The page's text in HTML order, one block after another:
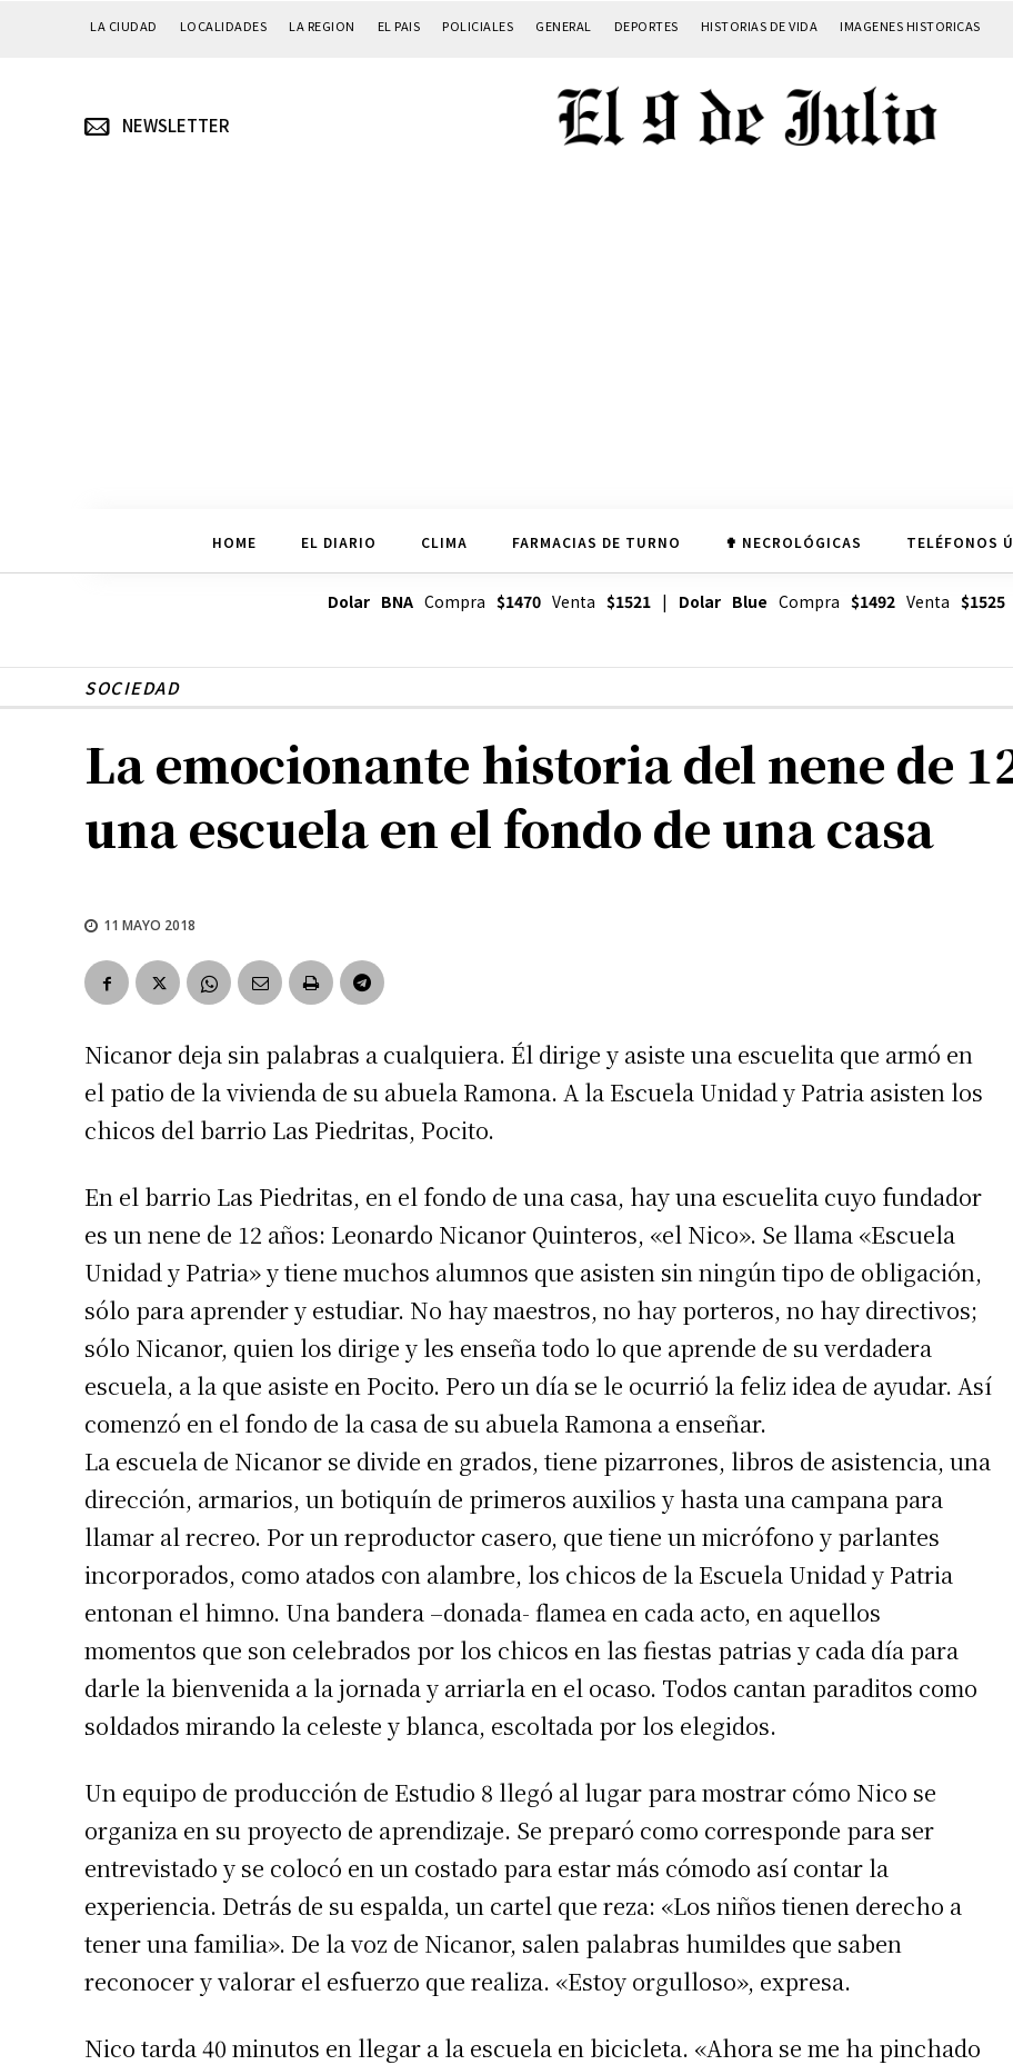
LA CIUDAD LOCALIDADES LA REGION EL PAIS POLICIALES GENERAL DEPORTES HISTORIAS DE VIDA IMAGENES HISTORICAS
NEWSLETTER
HOME EL DIARIO CLIMA FARMACIAS DE TURNO ✟ NECROLÓGICAS TELÉFONOS
Dolar BNACompra $1470Venta $1521| Dolar Blue Compra $1492Venta $1525
SOCIEDAD
La emocionante historia del nene de
una escuela en el fondo de una casa
11 MAYO 2018
Nicanor deja sin palabras a cualquiera. Él dirige y asiste una escuelita que armó en
el patio de la vivienda de su abuela Ramona. A la Escuela Unidad y Patria asisten los
chicos del barrio Las Piedritas, Pocito.
En el barrio Las Piedritas, en el fondo de una casa, hay una escuelita cuyo fundador
es un nene de 12 años: Leonardo Nicanor Quinteros, «el Nico». Se llama «Escuela
Unidad y Patria» y tiene muchos alumnos que asisten sin ningún tipo de obligación,
sólo para aprender y estudiar. No hay maestros, no hay porteros, no hay directivos;
sólo Nicanor, quien los dirige y les enseña todo lo que aprende de su verdadera
escuela, a la que asiste en Pocito. Pero un día se le ocurrió la feliz idea de ayudar. Así
comenzó en el fondo de la casa de su abuela Ramona a enseñar.
La escuela de Nicanor se divide en grados, tiene pizarrones, libros de asistencia, una
dirección, armarios, un botiquín de primeros auxilios y hasta una campana para
llamar al recreo. Por un reproductor casero, que tiene un micrófono y parlantes
incorporados, como atados con alambre, los chicos de la Escuela Unidad y Patria
entonan el himno. Una bandera –donada- flamea en cada acto, en aquellos
momentos que son celebrados por los chicos en las fiestas patrias y cada día para
darle la bienvenida a la jornada y arriarla en el ocaso. Todos cantan paraditos como
soldados mirando la celeste y blanca, escoltada por los elegidos.
Un equipo de producción de Estudio 8 llegó al lugar para mostrar cómo Nico se
organiza en su proyecto de aprendizaje. Se preparó como corresponde para ser
entrevistado y se colocó en un costado para estar más cómodo así contar la
experiencia. Detrás de su espalda, un cartel que reza: «Los niños tienen derecho a
tener una familia». De la voz de Nicanor, salen palabras humildes que saben
reconocer y valorar el esfuerzo que realiza. «Estoy orgulloso», expresa.
Nico tarda 40 minutos en llegar a la escuela en bicicleta. «Ahora se me ha pinchado